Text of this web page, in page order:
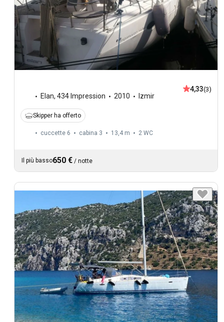
Elan, 434 Impression 2010 Izmir
4,33(3)
Skipper ha offerto
cuccette 6 cabina 3 13,4 m 2 WC
Il più basso650 € / notte